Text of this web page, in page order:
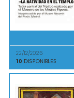
22/12/2026
10 DISPONIBLES